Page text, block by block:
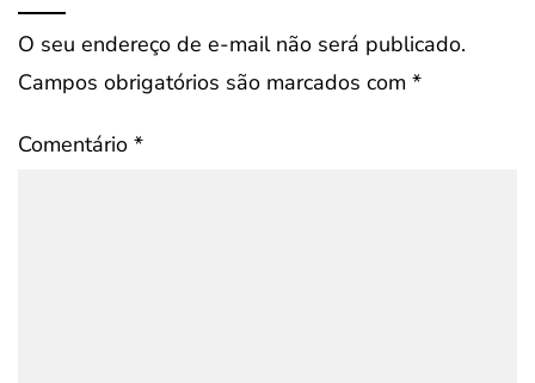
O seu endereço de e-mail não será publicado.
Campos obrigatórios são marcados com *
Comentário *